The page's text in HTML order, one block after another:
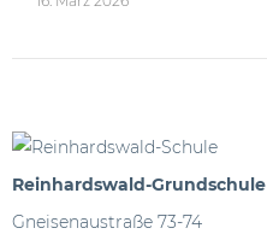
Reinhardswald-Grundschule
Gneisenaustraße 73-74